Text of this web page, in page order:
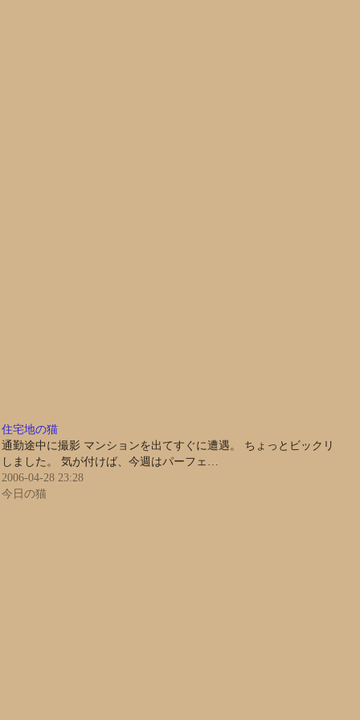
住宅地の猫
通勤途中に撮影 マンションを出てすぐに遭遇。 ちょっとビックリ
しました。 気が付けば、今週はパーフェ…
2006-04-28 23:28
今日の猫